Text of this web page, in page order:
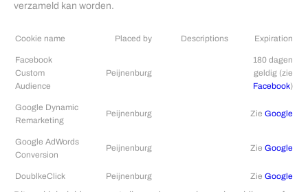
verzameld kan worden.
Cookie name Placed by Descriptions Expiration
Facebook
Custom
Audience
Peijnenburg
180 dagen
geldig (zie
Facebook)
Google Dynamic
Remarketing
Peijnenburg Zie Google
Google AdWords
Conversion
Peijnenburg Zie Google
DoublkeClick Peijnenburg Zie Google